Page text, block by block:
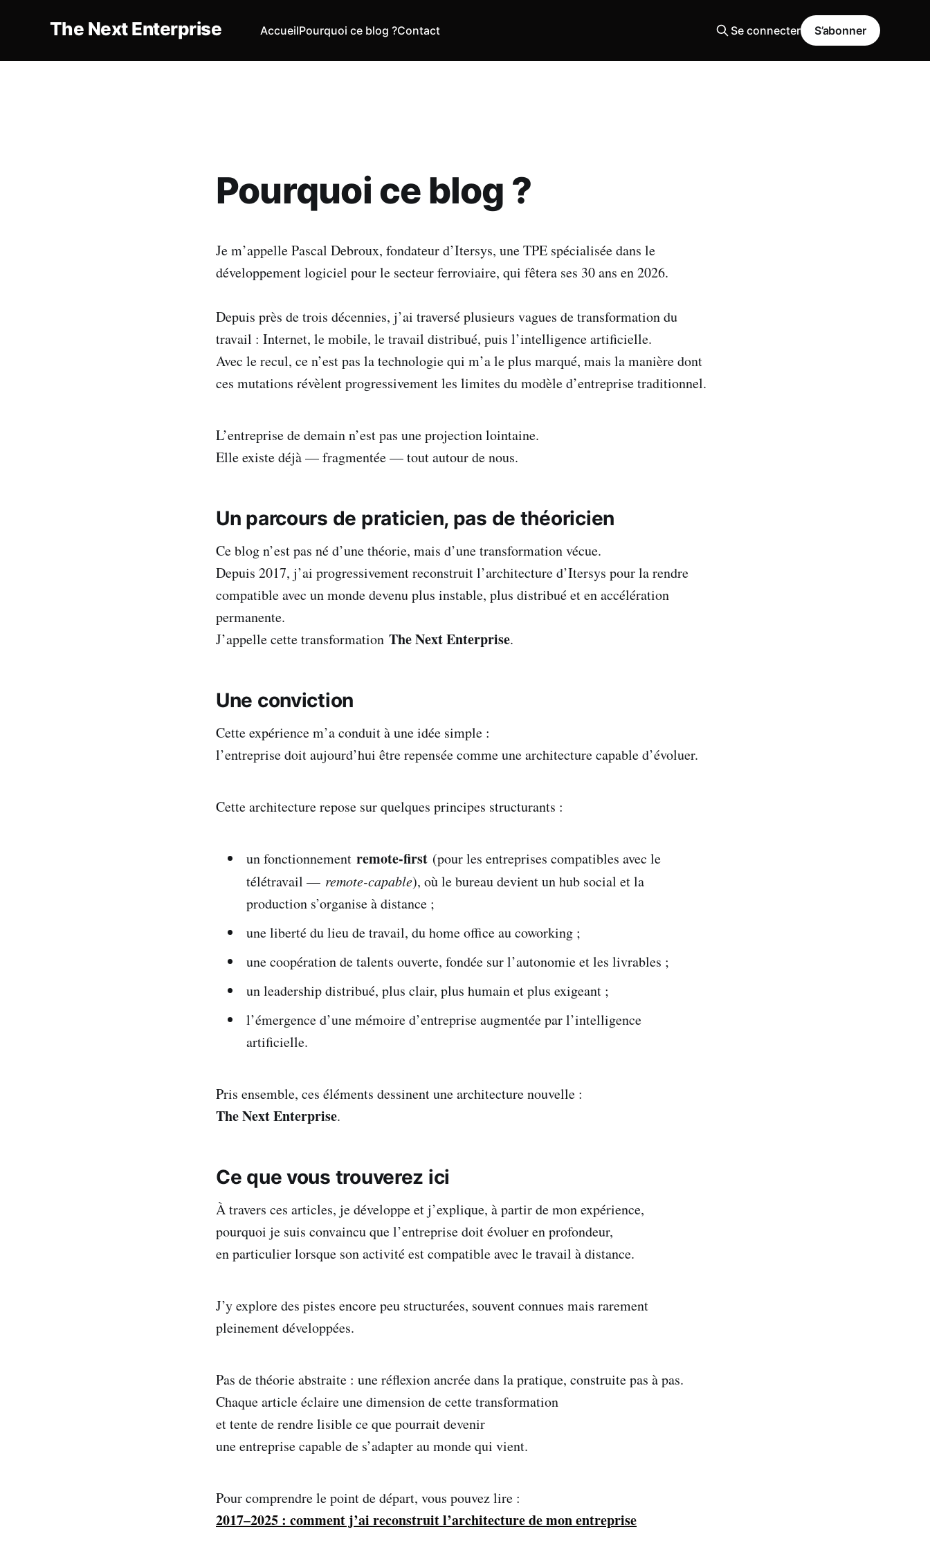
The Next Enterprise AccueilPourquoi ce blog ?Contact Se connecter S’abonner
Pourquoi ce blog ?
Je m’appelle Pascal Debroux, fondateur d’Itersys, une TPE spécialisée dans le
développement logiciel pour le secteur ferroviaire, qui fêtera ses 30 ans en 2026.
Depuis près de trois décennies, j’ai traversé plusieurs vagues de transformation du
travail : Internet, le mobile, le travail distribué, puis l’intelligence artificielle.
Avec le recul, ce n’est pas la technologie qui m’a le plus marqué, mais la manière dont
ces mutations révèlent progressivement les limites du modèle d’entreprise traditionnel.
L’entreprise de demain n’est pas une projection lointaine.
Elle existe déjà — fragmentée — tout autour de nous.
Un parcours de praticien, pas de théoricien
Ce blog n’est pas né d’une théorie, mais d’une transformation vécue.
Depuis 2017, j’ai progressivement reconstruit l’architecture d’Itersys pour la rendre
compatible avec un monde devenu plus instable, plus distribué et en accélération
permanente.
J’appelle cette transformation The Next Enterprise.
Une conviction
Cette expérience m’a conduit à une idée simple :
l’entreprise doit aujourd’hui être repensée comme une architecture capable d’évoluer.
Cette architecture repose sur quelques principes structurants :
un fonctionnement remote-first (pour les entreprises compatibles avec le
télétravail — remote-capable), où le bureau devient un hub social et la
production s’organise à distance ;
une liberté du lieu de travail, du home office au coworking ;
une coopération de talents ouverte, fondée sur l’autonomie et les livrables ;
un leadership distribué, plus clair, plus humain et plus exigeant ;
l’émergence d’une mémoire d’entreprise augmentée par l’intelligence
artificielle.
Pris ensemble, ces éléments dessinent une architecture nouvelle :
The Next Enterprise.
Ce que vous trouverez ici
À travers ces articles, je développe et j’explique, à partir de mon expérience,
pourquoi je suis convaincu que l’entreprise doit évoluer en profondeur,
en particulier lorsque son activité est compatible avec le travail à distance.
J’y explore des pistes encore peu structurées, souvent connues mais rarement
pleinement développées.
Pas de théorie abstraite : une réflexion ancrée dans la pratique, construite pas à pas.
Chaque article éclaire une dimension de cette transformation
et tente de rendre lisible ce que pourrait devenir
une entreprise capable de s’adapter au monde qui vient.
Pour comprendre le point de départ, vous pouvez lire :
2017–2025 : comment j’ai reconstruit l’architecture de mon entreprise